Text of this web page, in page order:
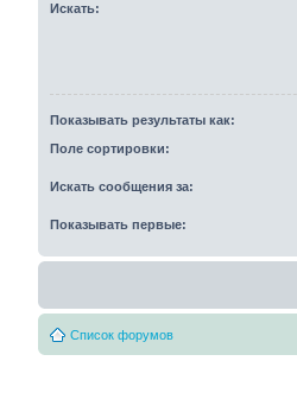
Искать:
Показывать результаты как:
Поле сортировки:
Искать сообщения за:
Показывать первые:
Список форумов